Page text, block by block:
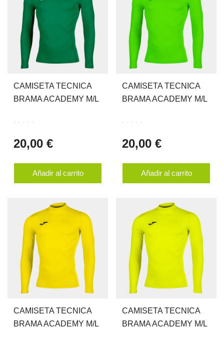
CAMISETA TECNICA
BRAMA ACADEMY M/L
20,00 €
Añadir al carrito
CAMISETA TECNICA
BRAMA ACADEMY M/L
20,00 €
Añadir al carrito
CAMISETA TECNICA
BRAMA ACADEMY M/L
CAMISETA TECNICA
BRAMA ACADEMY M/L